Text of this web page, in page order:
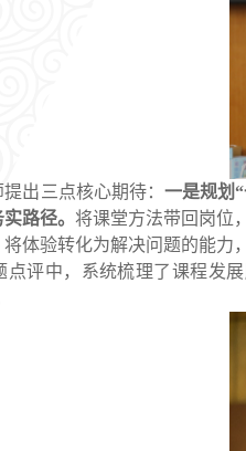
出三点核心期待： 一是规划
路径。 将课堂方法带回岗位
体验转化为解决问题的能力
点评中，系统梳理了课程发